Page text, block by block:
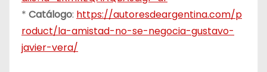
* Catálogo: https://autoresdeargentina.com/p
roduct/la-amistad-no-se-negocia-gustavo-
javier-vera/